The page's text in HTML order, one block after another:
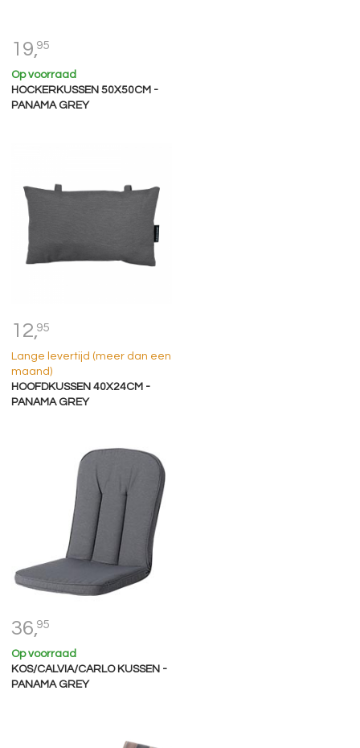
19,95
Op voorraad
HOCKERKUSSEN 50X50CM -
PANAMA GREY
12,95
Lange levertijd (meer dan een
maand)
HOOFDKUSSEN 40X24CM -
PANAMA GREY
36,95
Op voorraad
KOS/CALVIA/CARLO KUSSEN -
PANAMA GREY